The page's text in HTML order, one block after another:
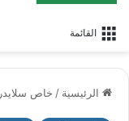
القائمة
الرئيسية / خاص سلايدر